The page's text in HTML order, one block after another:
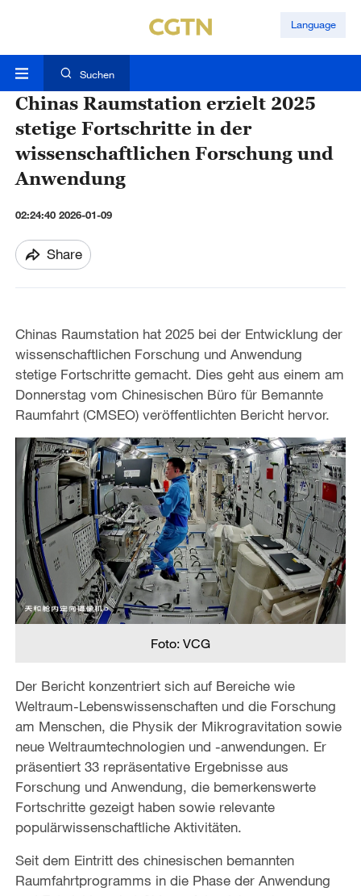
Language
Suchen
Chinas Raumstation erzielt 2025
stetige Fortschritte in der
wissenschaftlichen Forschung und
Anwendung
02:24:40 2026-01-09
Share
Chinas Raumstation hat 2025 bei der Entwicklung der
wissenschaftlichen Forschung und Anwendung
stetige Fortschritte gemacht. Dies geht aus einem am
Donnerstag vom Chinesischen Büro für Bemannte
Raumfahrt (CMSEO) veröffentlichten Bericht hervor.
Foto: VCG
Der Bericht konzentriert sich auf Bereiche wie
Weltraum-Lebenswissenschaften und die Forschung
am Menschen, die Physik der Mikrogravitation sowie
neue Weltraumtechnologien und -anwendungen. Er
präsentiert 33 repräsentative Ergebnisse aus
Forschung und Anwendung, die bemerkenswerte
Fortschritte gezeigt haben sowie relevante
populärwissenschaftliche Aktivitäten.
Seit dem Eintritt des chinesischen bemannten
Raumfahrtprogramms in die Phase der Anwendung